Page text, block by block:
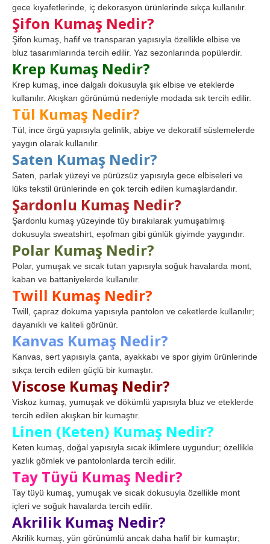
gece kıyafetlerinde, iç dekorasyon ürünlerinde sıkça kullanılır.
Şifon Kumaş Nedir?
Şifon kumaş, hafif ve transparan yapısıyla özellikle elbise ve
bluz tasarımlarında tercih edilir. Yaz sezonlarında popülerdir.
Krep Kumaş Nedir?
Krep kumaş, ince dalgalı dokusuyla şık elbise ve eteklerde
kullanılır. Akışkan görünümü nedeniyle modada sık tercih edilir.
Tül Kumaş Nedir?
Tül, ince örgü yapısıyla gelinlik, abiye ve dekoratif süslemelerde
yaygın olarak kullanılır.
Saten Kumaş Nedir?
Saten, parlak yüzeyi ve pürüzsüz yapısıyla gece elbiseleri ve
lüks tekstil ürünlerinde en çok tercih edilen kumaşlardandır.
Şardonlu Kumaş Nedir?
Şardonlu kumaş yüzeyinde tüy bırakılarak yumuşatılmış
dokusuyla sweatshirt, eşofman gibi günlük giyimde yaygındır.
Polar Kumaş Nedir?
Polar, yumuşak ve sıcak tutan yapısıyla soğuk havalarda mont,
kaban ve battaniyelerde kullanılır.
Twill Kumaş Nedir?
Twill, çapraz dokuma yapısıyla pantolon ve ceketlerde kullanılır;
dayanıklı ve kaliteli görünür.
Kanvas Kumaş Nedir?
Kanvas, sert yapısıyla çanta, ayakkabı ve spor giyim ürünlerinde
sıkça tercih edilen güçlü bir kumaştır.
Viscose Kumaş Nedir?
Viskoz kumaş, yumuşak ve dökümlü yapısıyla bluz ve eteklerde
tercih edilen akışkan bir kumaştır.
Linen (Keten) Kumaş Nedir?
Keten kumaş, doğal yapısıyla sıcak iklimlere uygundur; özellikle
yazlık gömlek ve pantolonlarda tercih edilir.
Tay Tüyü Kumaş Nedir?
Tay tüyü kumaş, yumuşak ve sıcak dokusuyla özellikle mont
içleri ve soğuk havalarda tercih edilir.
Akrilik Kumaş Nedir?
Akrilik kumaş, yün görünümlü ancak daha hafif bir kumaştır;